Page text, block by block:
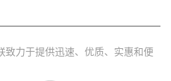
力于提供迅速、优质、实惠和便